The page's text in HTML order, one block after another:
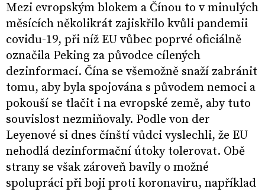
Mezi evropským blokem a Čínou to v minulých
měsících několikrát zajiskřilo kvůli pandemii
covidu-19, při níž EU vůbec poprvé oficiálně
označila Peking za původce cílených
dezinformací. Čína se všemožně snaží zabránit
tomu, aby byla spojována s původem nemoci a
pokouší se tlačit i na evropské země, aby tuto
souvislost nezmiňovaly. Podle von der
Leyenové si dnes čínští vůdci vyslechli, že EU
nehodlá dezinformační útoky tolerovat. Obě
strany se však zároveň bavily o možné
spolupráci při boji proti koronaviru, například